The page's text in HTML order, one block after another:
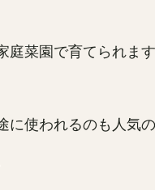
菜園で育てられます
使われるのも人気の